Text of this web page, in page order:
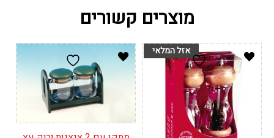
מוצרים קשורים